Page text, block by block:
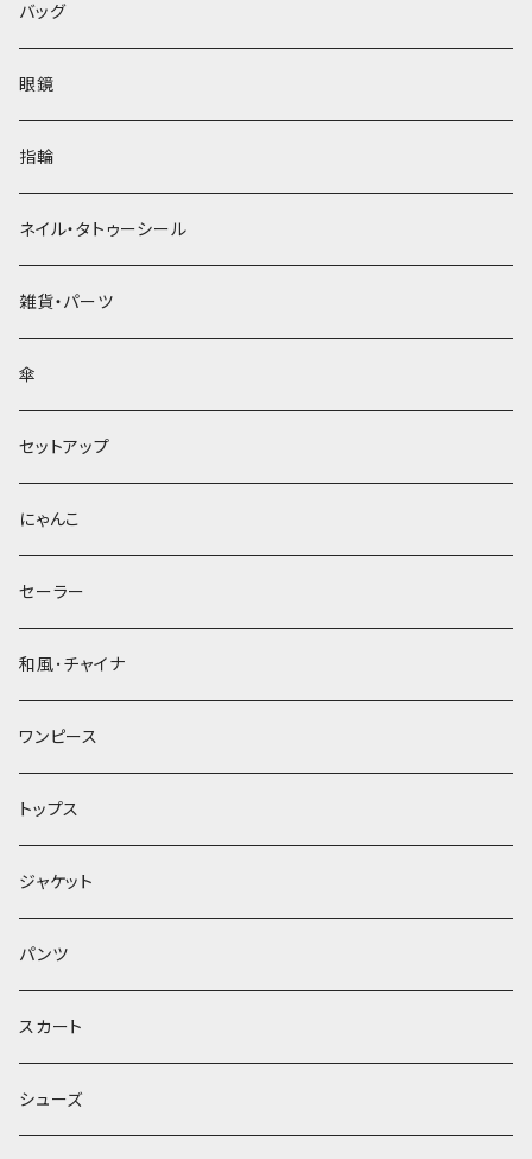
バッグ
眼鏡
指輪
ネイル・タトゥーシール
雑貨・パーツ
傘
セットアップ
にゃんこ
セーラー
和風･チャイナ
ワンピース
トップス
ジャケット
パンツ
スカート
シューズ